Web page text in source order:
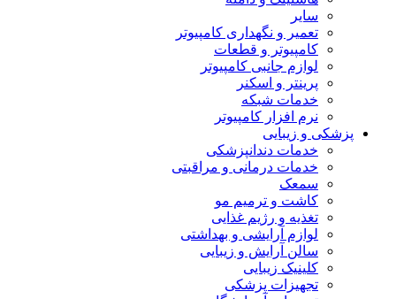
سایر
تعمیر و نگهداری کامپیوتر
کامپیوتر و قطعات
لوازم جانبی کامپیوتر
پرینتر و اسکنر
خدمات شبکه
نرم افزار کامپیوتر
پزشکی و زیبایی
خدمات دندانپزشکی
خدمات درمانی و مراقبتی
سمعک
کاشت و ترمیم مو
تغذیه و رژیم غذایی
لوازم آرایشی و بهداشتی
سالن آرایش و زیبایی
کلینیک زیبایی
تجهیزات پزشکی